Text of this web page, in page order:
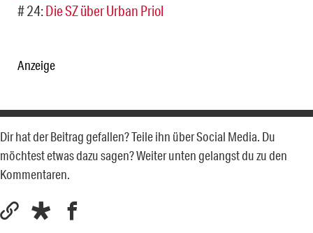
# 24:Die SZ über Urban Priol
Anzeige
Dir hat der Beitrag gefallen? Teile ihn über Social Media. Du
möchtest etwas dazu sagen? Weiter unten gelangst du zu den
Kommentaren.